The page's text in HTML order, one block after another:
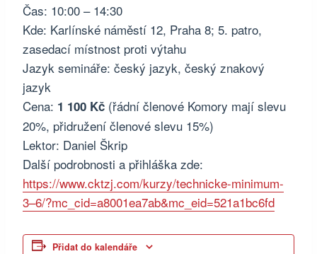
Čas: 10:00 – 14:30
Kde: Karlínské náměstí 12, Praha 8; 5. patro,
zasedací místnost proti výtahu
Jazyk semináře: český jazyk, český znakový
jazyk
Cena: 1 100 Kč (řádní členové Komory mají slevu
20%, přidružení členové slevu 15%)
Lektor: Daniel Škrip
Další podrobnosti a přihláška zde:
https://www.cktzj.com/kurzy/technicke-minimum-
3–6/?mc_cid=a8001ea7ab&mc_eid=521a1bc6fd
Přidat do kalendáře